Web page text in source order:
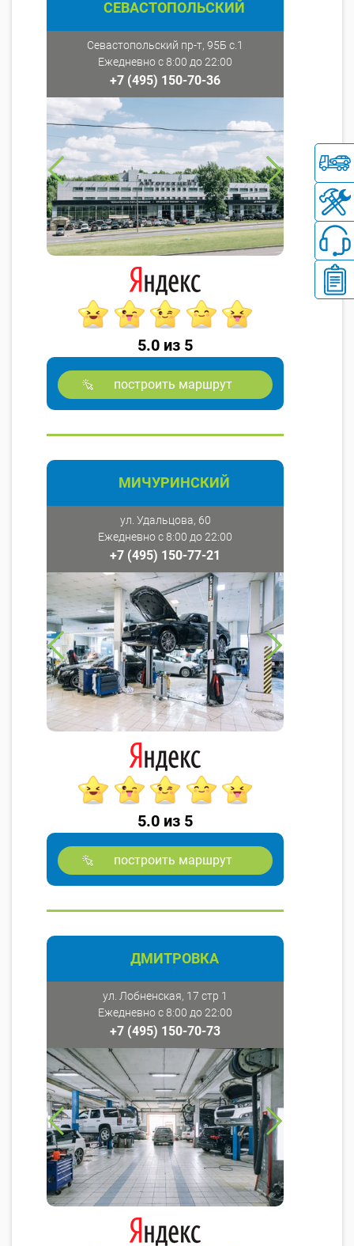
СЕВАСТОПОЛЬСКИЙ
Севастопольский пр-т, 95Б с.1
Ежедневно с 8:00 до 22:00
+7 (495) 150-70-36
5.0 из 5
построить маршрут
МИЧУРИНСКИЙ
ул. Удальцова, 60
Ежедневно с 8:00 до 22:00
+7 (495) 150-77-21
5.0 из 5
построить маршрут
ДМИТРОВКА
ул. Лобненская, 17 стр 1
Ежедневно с 8:00 до 22:00
+7 (495) 150-70-73